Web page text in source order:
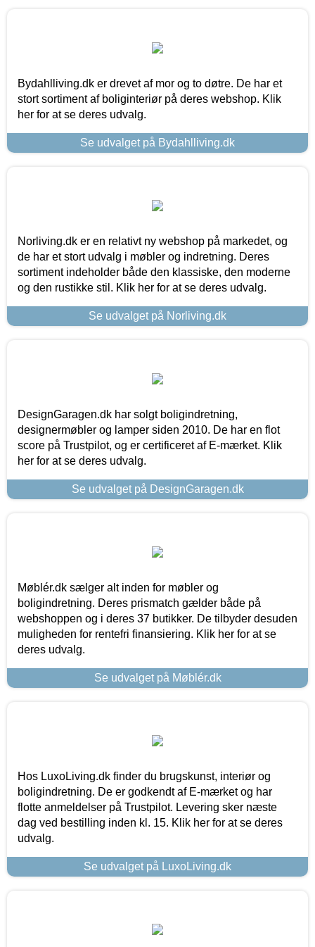
Bydahlliving.dk er drevet af mor og to døtre. De har et
stort sortiment af boliginteriør på deres webshop. Klik
her for at se deres udvalg.
Se udvalget på Bydahlliving.dk
Norliving.dk er en relativt ny webshop på markedet, og
de har et stort udvalg i møbler og indretning. Deres
sortiment indeholder både den klassiske, den moderne
og den rustikke stil. Klik her for at se deres udvalg.
Se udvalget på Norliving.dk
DesignGaragen.dk har solgt boligindretning,
designermøbler og lamper siden 2010. De har en flot
score på Trustpilot, og er certificeret af E-mærket. Klik
her for at se deres udvalg.
Se udvalget på DesignGaragen.dk
Møblér.dk sælger alt inden for møbler og
boligindretning. Deres prismatch gælder både på
webshoppen og i deres 37 butikker. De tilbyder desuden
muligheden for rentefri finansiering. Klik her for at se
deres udvalg.
Se udvalget på Møblér.dk
Hos LuxoLiving.dk finder du brugskunst, interiør og
boligindretning. De er godkendt af E-mærket og har
flotte anmeldelser på Trustpilot. Levering sker næste
dag ved bestilling inden kl. 15. Klik her for at se deres
udvalg.
Se udvalget på LuxoLiving.dk